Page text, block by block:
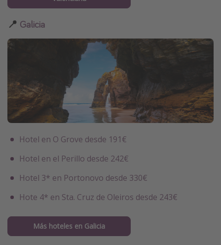
📍 Galicia
Hotel en O Grove desde 191€
Hotel en el Perillo desde 242€
Hotel 3* en Portonovo desde 330€
Hote 4* en Sta. Cruz de Oleiros desde 243€
Más hoteles en Galicia